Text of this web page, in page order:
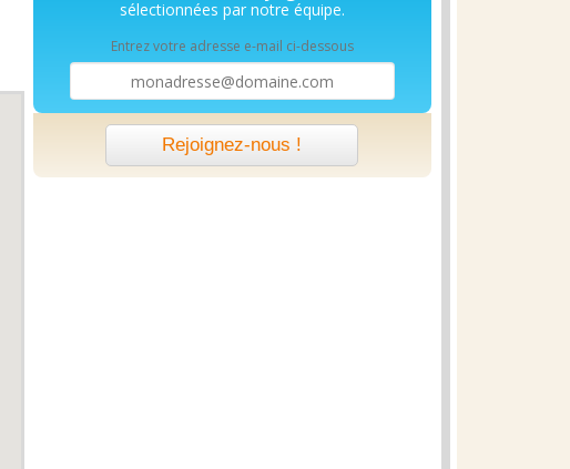
sélectionnées par notre équipe.
Entrez votre adresse e-mail ci-dessous
Rejoignez-nous !